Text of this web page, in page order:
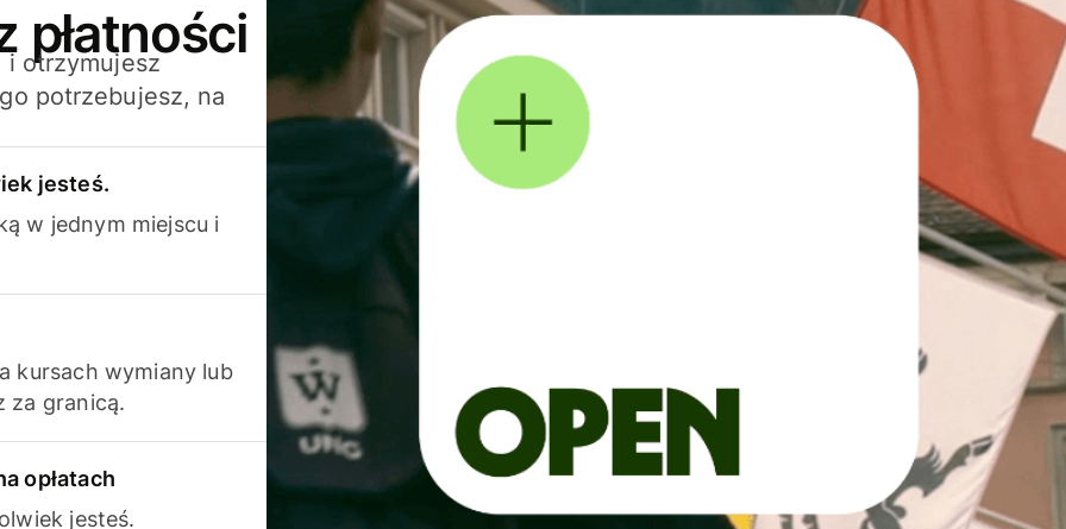
płatności
i otrzymujesz
potrzebujesz, na
jesteś.
w jednym miejscu i
kursach wymiany lub
za granicą.
opłatach
jesteś.